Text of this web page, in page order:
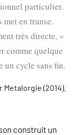
particulier.
en transe.
très directe, «
comme quelque
un cycle sans fin.
(2014).
construit un